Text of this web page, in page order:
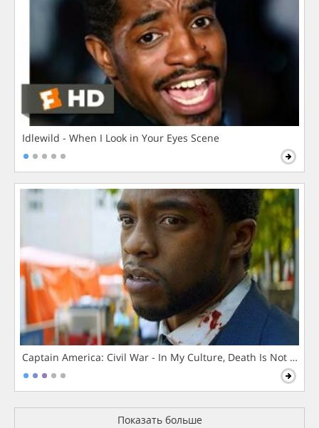
Idlewild - When I Look in Your Eyes Scene
Captain America: Civil War - In My Culture, Death Is Not The
Показать больше